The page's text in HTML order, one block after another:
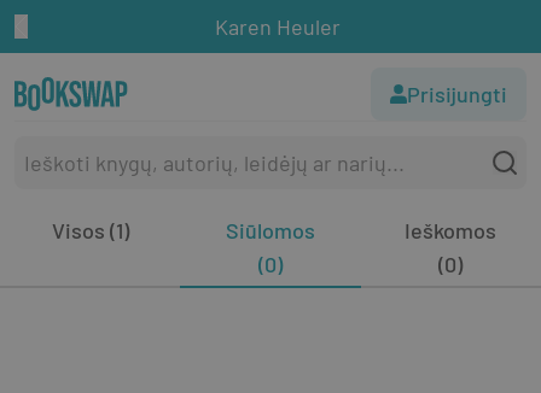
Karen Heuler
Prisijungti
Visos (1)
Siūlomos
(0)
Ieškomos
(0)